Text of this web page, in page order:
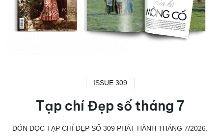
ISSUE 309
Tạp chí Đẹp số tháng 7
ĐÓN ĐỌC TẠP CHÍ ĐẸP SỐ 309 PHÁT HÀNH THÁNG 7/2026.